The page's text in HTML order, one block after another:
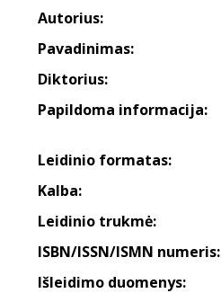
Autorius:
Pavadinimas:
Diktorius:
Papildoma informacija:
Leidinio formatas:
Kalba:
Leidinio trukmė:
ISBN/ISSN/ISMN numeris:
Išleidimo duomenys: